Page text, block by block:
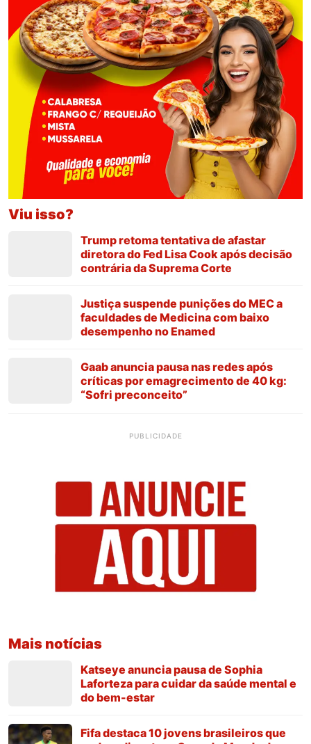
Viu isso?
Trump retoma tentativa de afastar
diretora do Fed Lisa Cook após decisão
contrária da Suprema Corte
Justiça suspende punições do MEC a
faculdades de Medicina com baixo
desempenho no Enamed
Gaab anuncia pausa nas redes após
críticas por emagrecimento de 40 kg:
“Sofri preconceito”
PUBLICIDADE
Mais notícias
Katseye anuncia pausa de Sophia
Laforteza para cuidar da saúde mental e
do bem-estar
Fifa destaca 10 jovens brasileiros que